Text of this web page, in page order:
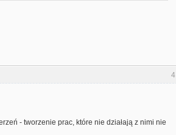
4
- tworzenie prac, które nie działają z nimi nie